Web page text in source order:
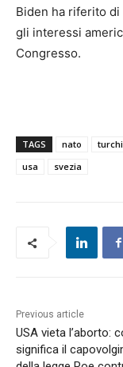
Biden ha riferito
gli interessi
Congresso.
TAGS nato
usa
svezia
Previous article
USA vieta l’aborto:
significa il